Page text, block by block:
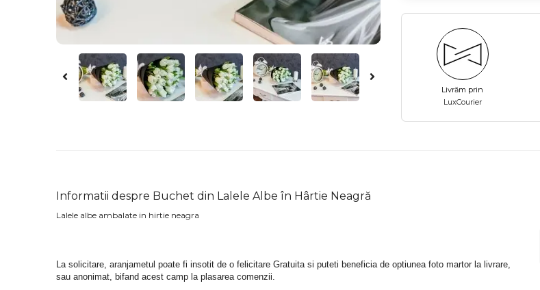
Livrăm prin
LuxCourier
Informatii despre Buchet din Lalele Albe în Hârtie Neagră
Lalele albe ambalate in hirtie neagra
La solicitare, aranjametul poate fi insotit de o felicitare Gratuita si puteti beneficia de optiunea foto martor la livrare,
sau anonimat, bifand acest camp la plasarea comenzii.